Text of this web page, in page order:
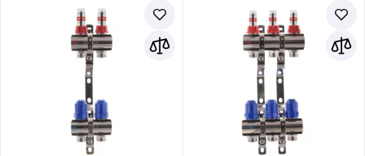
Торговая марка
KOER
Вид изделия
Коллектор
вентильный
Для систем
отопления
Торговая марка
KOER
Тип изделия
Коллекторы
Вид изделия
Коллектор
вентильный
Для систем
отопления